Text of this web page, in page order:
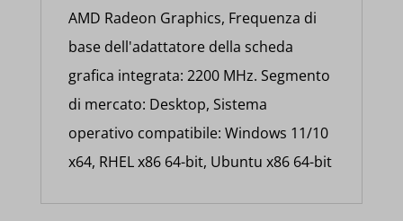
AMD Radeon Graphics, Frequenza di
base dell'adattatore della scheda
grafica integrata: 2200 MHz. Segmento
di mercato: Desktop, Sistema
operativo compatibile: Windows 11/10
x64, RHEL x86 64-bit, Ubuntu x86 64-bit